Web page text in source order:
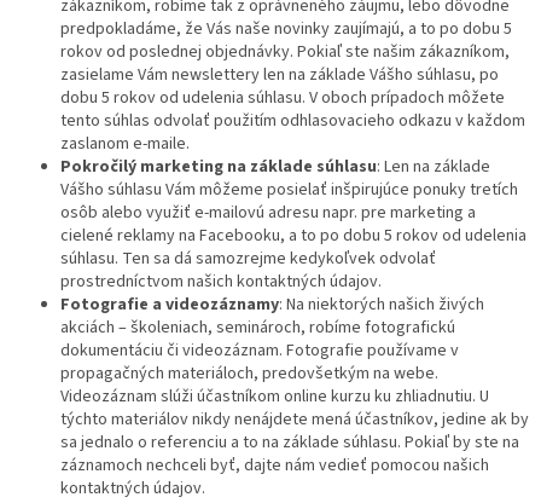
zákazníkom, robíme tak z oprávneného záujmu, lebo dôvodne
predpokladáme, že Vás naše novinky zaujímajú, a to po dobu 5
rokov od poslednej objednávky. Pokiaľ ste našim zákazníkom,
zasielame Vám newslettery len na základe Vášho súhlasu, po
dobu 5 rokov od udelenia súhlasu. V oboch prípadoch môžete
tento súhlas odvolať použitím odhlasovacieho odkazu v každom
zaslanom e-maile.
Pokročilý marketing na základe súhlasu: Len na základe
Vášho súhlasu Vám môžeme posielať inšpirujúce ponuky tretích
osôb alebo využiť e-mailovú adresu napr. pre marketing a
cielené reklamy na Facebooku, a to po dobu 5 rokov od udelenia
súhlasu. Ten sa dá samozrejme kedykoľvek odvolať
prostredníctvom našich kontaktných údajov.
Fotografie a videozáznamy: Na niektorých našich živých
akciách – školeniach, seminároch, robíme fotografickú
dokumentáciu či videozáznam. Fotografie používame v
propagačných materiáloch, predovšetkým na webe.
Videozáznam slúži účastníkom online kurzu ku zhliadnutiu. U
týchto materiálov nikdy nenájdete mená účastníkov, jedine ak by
sa jednalo o referenciu a to na základe súhlasu. Pokiaľ by ste na
záznamoch nechceli byť, dajte nám vedieť pomocou našich
kontaktných údajov.